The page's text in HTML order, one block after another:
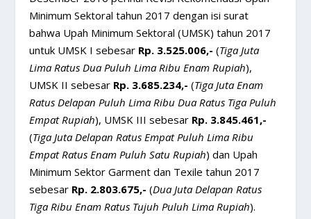
Minimum Sektoral tahun 2017 dengan isi surat
bahwa Upah Minimum Sektoral (UMSK) tahun 2017
untuk UMSK I sebesar Rp. 3.525.006,- (Tiga Juta
Lima Ratus Dua Puluh Lima Ribu Enam Rupiah),
UMSK II sebesar Rp. 3.685.234,- (Tiga Juta Enam
Ratus Delapan Puluh Lima Ribu Dua Ratus Tiga Puluh
Empat Rupiah), UMSK III sebesar Rp. 3.845.461,-
(Tiga Juta Delapan Ratus Empat Puluh Lima Ribu
Empat Ratus Enam Puluh Satu Rupiah) dan Upah
Minimum Sektor Garment dan Texile tahun 2017
sebesar Rp. 2.803.675,- (Dua Juta Delapan Ratus
Tiga Ribu Enam Ratus Tujuh Puluh Lima Rupiah).